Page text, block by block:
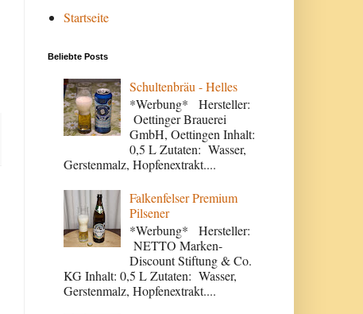
Startseite
Beliebte Posts
Schultenbräu - Helles
*Werbung* Hersteller:
Oettinger Brauerei
GmbH, Oettingen Inhalt:
0,5 L Zutaten: Wasser,
Gerstenmalz, Hopfenextrakt....
Falkenfelser Premium
Pilsener
*Werbung* Hersteller:
NETTO Marken-
Discount Stiftung & Co.
KG Inhalt: 0,5 L Zutaten: Wasser,
Gerstenmalz, Hopfenextrakt....